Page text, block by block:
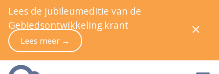
Lees de jubileumeditie van de
Gebiedsontwikkeling.krant
Lees meer →